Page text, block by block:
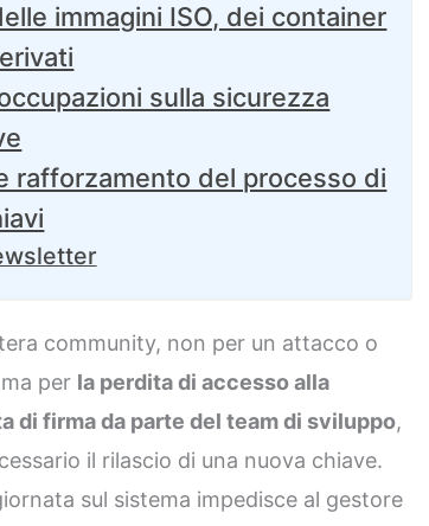
immagini ISO, dei container
sulla sicurezza
rafforzamento del processo di
community, non per un attacco o
per la perdita di accesso alla
di firma da parte del team di sviluppo,
il rilascio di una nuova chiave.
sul sistema impedisce al gestore